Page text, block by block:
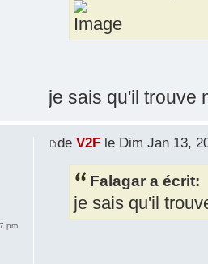
je sais qu'il trouve
de V2Fle Dim Jan 13,
Falagar a écrit:
je sais qu'il
pm